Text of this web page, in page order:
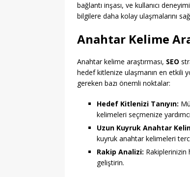
bağlantı inşası, ve kullanıcı
bilgilere daha kolay ulaşmalarını
Anahtar Kelime
Anahtar kelime araştırması, SEO
hedef kitlenize ulaşmanın en etkili
gereken bazı önemli noktalar:
Hedef Kitlenizi Tanıyın:
kelimeleri seçmenize
Uzun Kuyruk Anahtar
kuyruk anahtar kelimeleri
Rakip Analizi: Rakiplerinizin
geliştirin.